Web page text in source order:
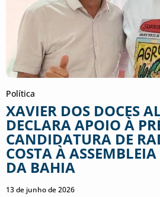
Política
XAVIER DOS DOCES
DECLARA APOIO À
CANDIDATURA DE
COSTA À
DA BAHIA
13 de junho de 2026